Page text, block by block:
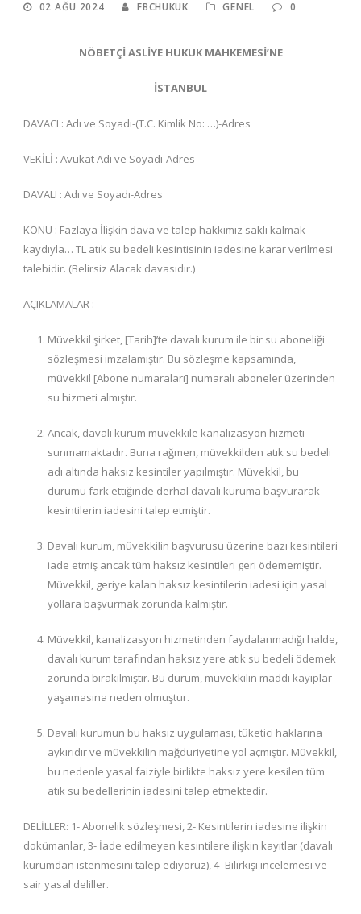
02 AĞU 2024 FBCHUKUK GENEL 0
NÖBETÇİ ASLİYE HUKUK MAHKEMESİ’NE
İSTANBUL
DAVACI : Adı ve Soyadı-(T.C. Kimlik No: …)-Adres
VEKİLİ : Avukat Adı ve Soyadı-Adres
DAVALI : Adı ve Soyadı-Adres
KONU : Fazlaya İlişkin dava ve talep hakkımız saklı kalmak
kaydıyla… TL atık su bedeli kesintisinin iadesine karar verilmesi
talebidir. (Belirsiz Alacak davasıdır.)
AÇIKLAMALAR :
Müvekkil şirket, [Tarih]’te davalı kurum ile bir su aboneliği
sözleşmesi imzalamıştır. Bu sözleşme kapsamında,
müvekkil [Abone numaraları] numaralı aboneler üzerinden
su hizmeti almıştır.
Ancak, davalı kurum müvekkile kanalizasyon hizmeti
sunmamaktadır. Buna rağmen, müvekkilden atık su bedeli
adı altında haksız kesintiler yapılmıştır. Müvekkil, bu
durumu fark ettiğinde derhal davalı kuruma başvurarak
kesintilerin iadesini talep etmiştir.
Davalı kurum, müvekkilin başvurusu üzerine bazı kesintileri
iade etmiş ancak tüm haksız kesintileri geri ödememiştir.
Müvekkil, geriye kalan haksız kesintilerin iadesi için yasal
yollara başvurmak zorunda kalmıştır.
Müvekkil, kanalizasyon hizmetinden faydalanmadığı halde,
davalı kurum tarafından haksız yere atık su bedeli ödemek
zorunda bırakılmıştır. Bu durum, müvekkilin maddi kayıplar
yaşamasına neden olmuştur.
Davalı kurumun bu haksız uygulaması, tüketici haklarına
aykırıdır ve müvekkilin mağduriyetine yol açmıştır. Müvekkil,
bu nedenle yasal faiziyle birlikte haksız yere kesilen tüm
atık su bedellerinin iadesini talep etmektedir.
DELİLLER: 1- Abonelik sözleşmesi, 2- Kesintilerin iadesine ilişkin
dokümanlar, 3- İade edilmeyen kesintilere ilişkin kayıtlar (davalı
kurumdan istenmesini talep ediyoruz), 4- Bilirkişi incelemesi ve
sair yasal deliller.